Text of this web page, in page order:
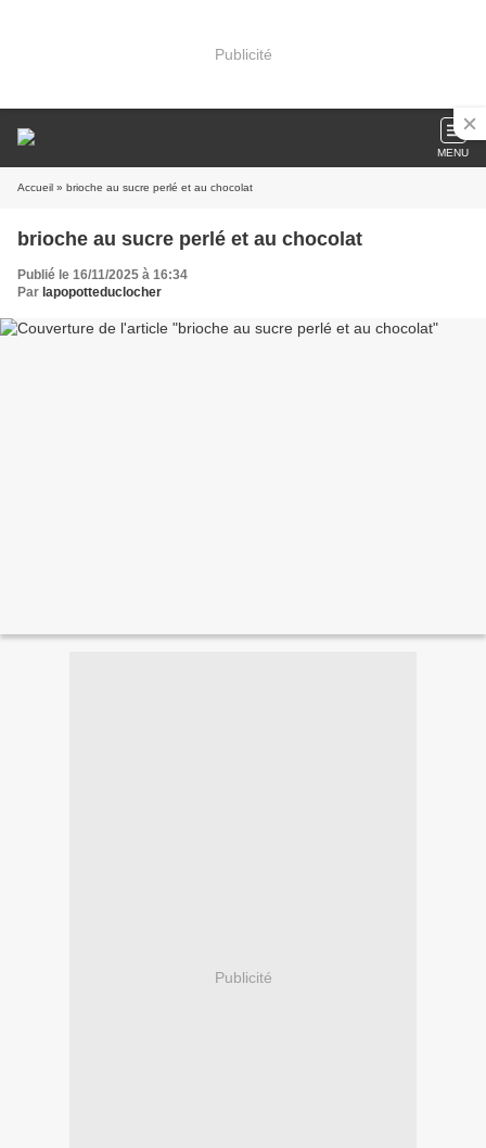
Publicité
MENU
Accueil » brioche au sucre perlé et au chocolat
brioche au sucre perlé et au chocolat
Publié le 16/11/2025 à 16:34
Par lapopotteduclocher
Publicité